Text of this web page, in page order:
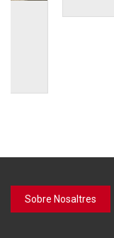
Sobre Nosaltres